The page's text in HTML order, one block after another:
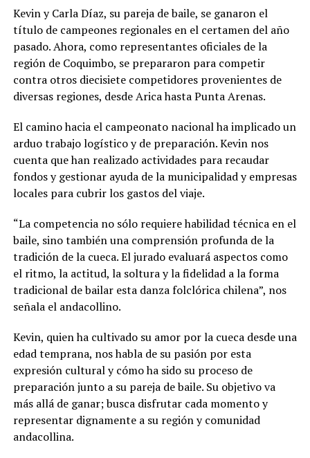
Kevin y Carla Díaz, su pareja de baile, se ganaron el
título de campeones regionales en el certamen del año
pasado. Ahora, como representantes oficiales de la
región de Coquimbo, se prepararon para competir
contra otros diecisiete competidores provenientes de
diversas regiones, desde Arica hasta Punta Arenas.
El camino hacia el campeonato nacional ha implicado un
arduo trabajo logístico y de preparación. Kevin nos
cuenta que han realizado actividades para recaudar
fondos y gestionar ayuda de la municipalidad y empresas
locales para cubrir los gastos del viaje.
“La competencia no sólo requiere habilidad técnica en el
baile, sino también una comprensión profunda de la
tradición de la cueca. El jurado evaluará aspectos como
el ritmo, la actitud, la soltura y la fidelidad a la forma
tradicional de bailar esta danza folclórica chilena”, nos
señala el andacollino.
Kevin, quien ha cultivado su amor por la cueca desde una
edad temprana, nos habla de su pasión por esta
expresión cultural y cómo ha sido su proceso de
preparación junto a su pareja de baile. Su objetivo va
más allá de ganar; busca disfrutar cada momento y
representar dignamente a su región y comunidad
andacollina.